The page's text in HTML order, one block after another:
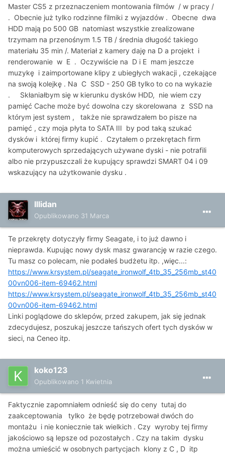
Master CS5 z przeznaczeniem montowania filmów / w pracy /
. Obecnie już tylko rodzinne filmiki z wyjazdów . Obecne dwa
HDD mają po 500 GB natomiast wszystkie zrealizowane
trzymam na przenośnym 1.5 TB / średnia długość takiego
materiału 35 min /. Materiał z kamery daję na D a projekt i
renderowanie w E . Oczywiście na D i E mam jeszcze
muzykę i zaimportowane klipy z ubiegłych wakacji , czekające
na swoją kolejkę . Na C SSD - 250 GB tylko to co na wykazie
. Skłaniałbym się w kierunku dysków HDD, nie wiem czy
pamięć Cache może być dowolna czy skorelowana z SSD na
którym jest system , także nie sprawdzałem bo pisze na
pamięć , czy moja płyta to SATA III by pod taką szukać
dysków i której firmy kupić . Czytałem o przekrętach firm
komputerowych sprzedających używane dyski - nie potrafili
albo nie przypuszczali że kupujący sprawdzi SMART 04 i 09
wskazujący na użytkowanie dysku .
Illidan
Opublikowano 31 Marca
Te przekręty dotyczyły firmy Seagate, i to już dawno i
nieprawda. Kupując nowy dysk masz gwarancję w razie czego.
Tu masz co polecam, nie podałeś budżetu itp. ,więc...:
https://www.krsystem.pl/seagate_ironwolf_4tb_35_256mb_st40
00vn006-item-69462.html
https://www.krsystem.pl/seagate_ironwolf_4tb_35_256mb_st40
00vn006-item-69462.html
Linki poglądowe do sklepów, przed zakupem, jak się jednak
zdecydujesz, poszukaj jeszcze tańszych ofert tych dysków w
sieci, na Ceneo itp.
koko123
Opublikowano 1 Kwietnia
Faktycznie zapomniałem odnieść się do ceny tutaj do
zaakceptowania tylko że będę potrzebował dwóch do
montażu i nie koniecznie tak wielkich . Czy wyroby tej firmy
jakościowo są lepsze od pozostałych . Czy na takim dysku
można umieścić w osobnych partycjach klony z C , D itp